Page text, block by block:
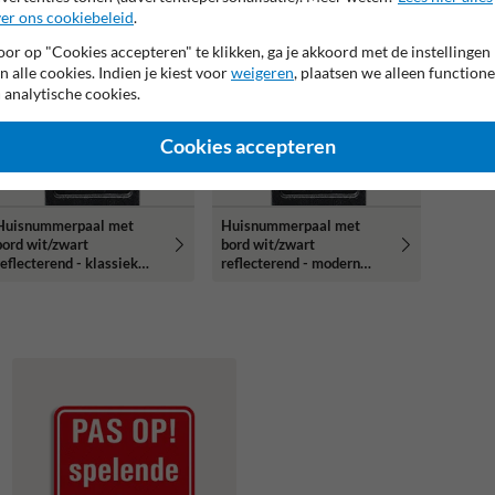
met
wit/zwart
- klassiek
Huisnummerpaal met
bord wit/zwart
reflecterend - modern
ons cookiebeleid.
op "Cookies accepteren" te klikken, ga je akkoord met de instellingen
alle cookies. Indien je kiest voorweigeren, plaatsen we alleen
analytische cookies.
Cookies accepteren